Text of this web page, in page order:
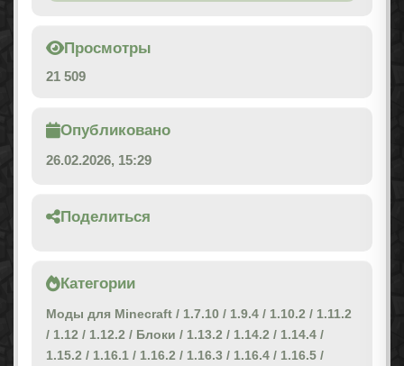
Просмотры
21 509
Опубликовано
26.02.2026, 15:29
Поделиться
Категории
Моды для Minecraft / 1.7.10 / 1.9.4 / 1.10.2 / 1.11.2
/ 1.12 / 1.12.2 / Блоки / 1.13.2 / 1.14.2 / 1.14.4 /
1.15.2 / 1.16.1 / 1.16.2 / 1.16.3 / 1.16.4 / 1.16.5 /